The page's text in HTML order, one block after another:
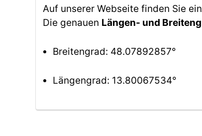
Auf unserer Webseite finden Sie
Die genauen Längen- und
Breitengrad: 48.07892857°
Längengrad: 13.80067534°